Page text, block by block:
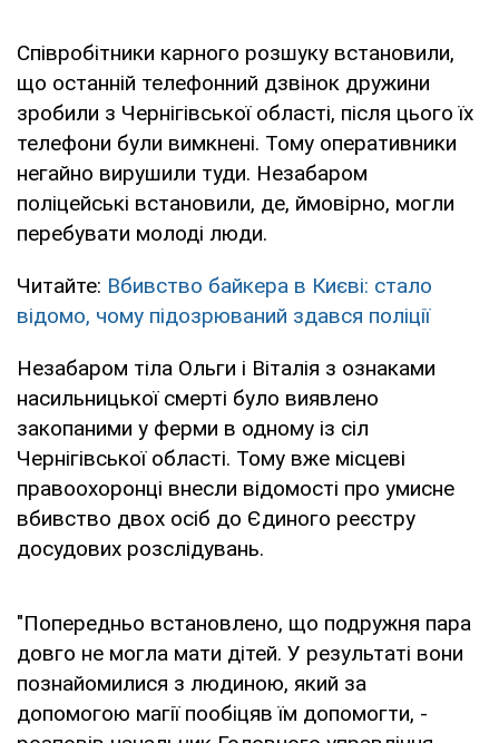
Співробітники карного розшуку встановили,
що останній телефонний дзвінок дружини
зробили з Чернігівської області, після цього їх
телефони були вимкнені. Тому оперативники
негайно вирушили туди. Незабаром
поліцейські встановили, де, ймовірно, могли
перебувати молоді люди.
Читайте: Вбивство байкера в Києві: стало
відомо, чому підозрюваний здався поліції
Незабаром тіла Ольги і Віталія з ознаками
насильницької смерті було виявлено
закопаними у ферми в одному із сіл
Чернігівської області. Тому вже місцеві
правоохоронці внесли відомості про умисне
вбивство двох осіб до Єдиного реєстру
досудових розслідувань.
"Попередньо встановлено, що подружня пара
довго не могла мати дітей. У результаті вони
познайомилися з людиною, який за
допомогою магії пообіцяв їм допомогти, -